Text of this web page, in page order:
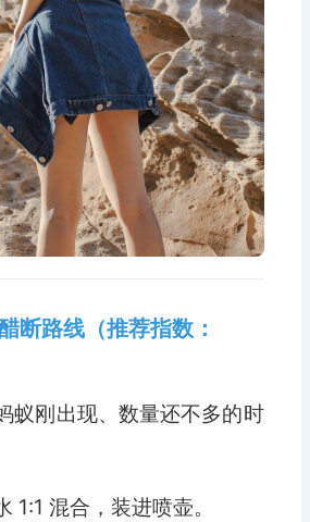
断路线（推荐指数：
蚁刚出现、数量还不多的时
1:1 混合，装进喷壶。